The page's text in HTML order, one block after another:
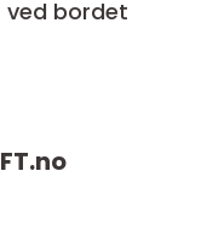
ved bordet
no